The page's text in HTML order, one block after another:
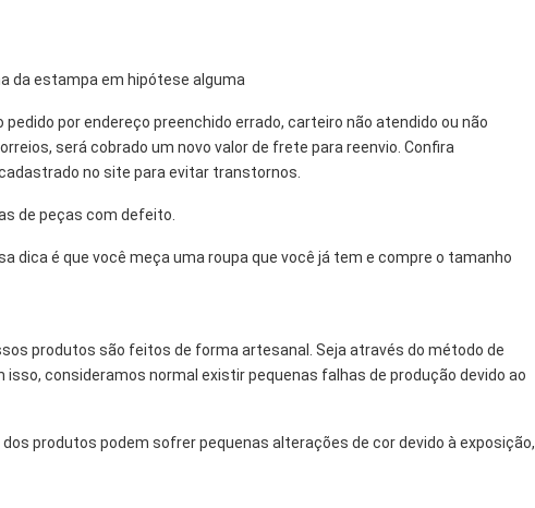
da estampa em hipótese alguma
pedido por endereço preenchido errado, carteiro não atendido ou não
será cobrado um novo valor de frete para reenvio. Confira
no site para evitar transtornos.
de peças com defeito.
dica é que você meça uma roupa que você já tem e compre o tamanho
produtos são feitos de forma artesanal. Seja através do método de
isso, consideramos normal existir pequenas falhas de produção devido ao
produtos podem sofrer pequenas alterações de cor devido à exposição,